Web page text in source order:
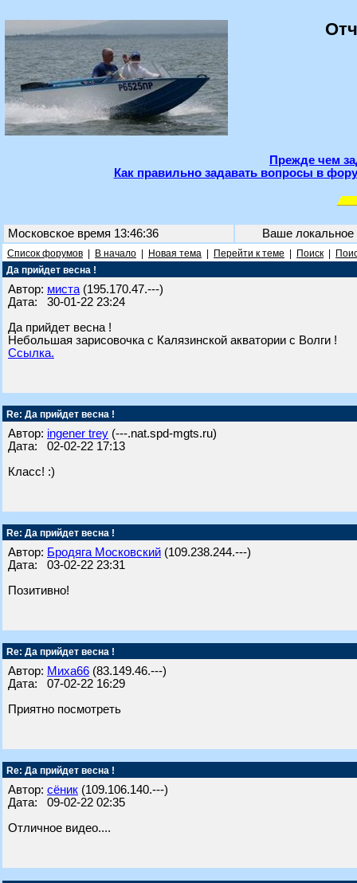
Прежде чем
Как правильно задавать вопросы в
Московское время 13:46:36 Ваше
Список форумов В начало Новая тема Перейти к теме Поиск
Да прийдет весна !
Автор: миста (195.170.47.---)
Дата: 30-01-22 23:24
Да прийдет весна !
Небольшая зарисовочка с Калязинской акватории с Волги !
Ссылка.
Re: Да прийдет весна !
Автор: ingener trey (---.nat.spd-mgts.ru)
Дата: 02-02-22 17:13
Класс! :)
Re: Да прийдет весна !
Автор: Бродяга Московский (109.238.244.---)
Дата: 03-02-22 23:31
Позитивно!
Re: Да прийдет весна !
Автор: Миха66 (83.149.46.---)
Дата: 07-02-22 16:29
Приятно посмотреть
Re: Да прийдет весна !
Автор: сёник (109.106.140.---)
Дата: 09-02-22 02:35
Отличное видео....